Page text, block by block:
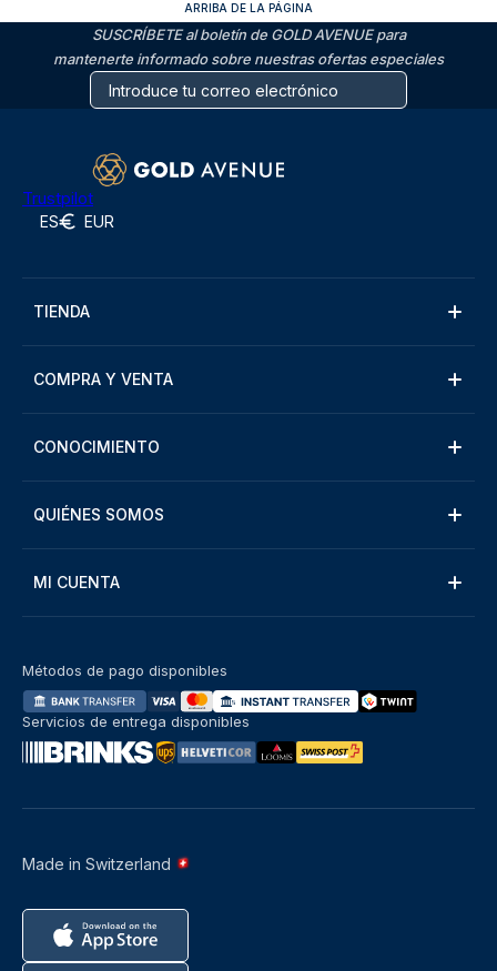
ARRIBA DE LA PÁGINA
SUSCRÍBETE al boletín de GOLD AVENUE para
mantenerte informado sobre nuestras ofertas especiales
Trustpilot
ES EUR
TIENDA
COMPRA Y VENTA
CONOCIMIENTO
QUIÉNES SOMOS
MI CUENTA
Made in Switzerland
Métodos de pago disponibles
Servicios de entrega disponibles